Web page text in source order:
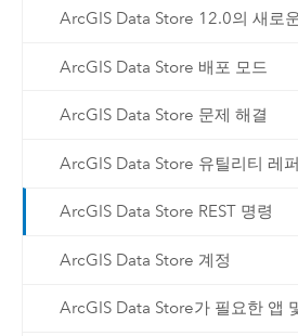
ArcGIS Data Store 12.0의 새로
ArcGIS Data Store 배포 모드
ArcGIS Data Store 문제 해결
ArcGIS Data Store 유틸리티 레
ArcGIS Data Store REST 명령
ArcGIS Data Store 계정
ArcGIS Data Store가 필요한 앱